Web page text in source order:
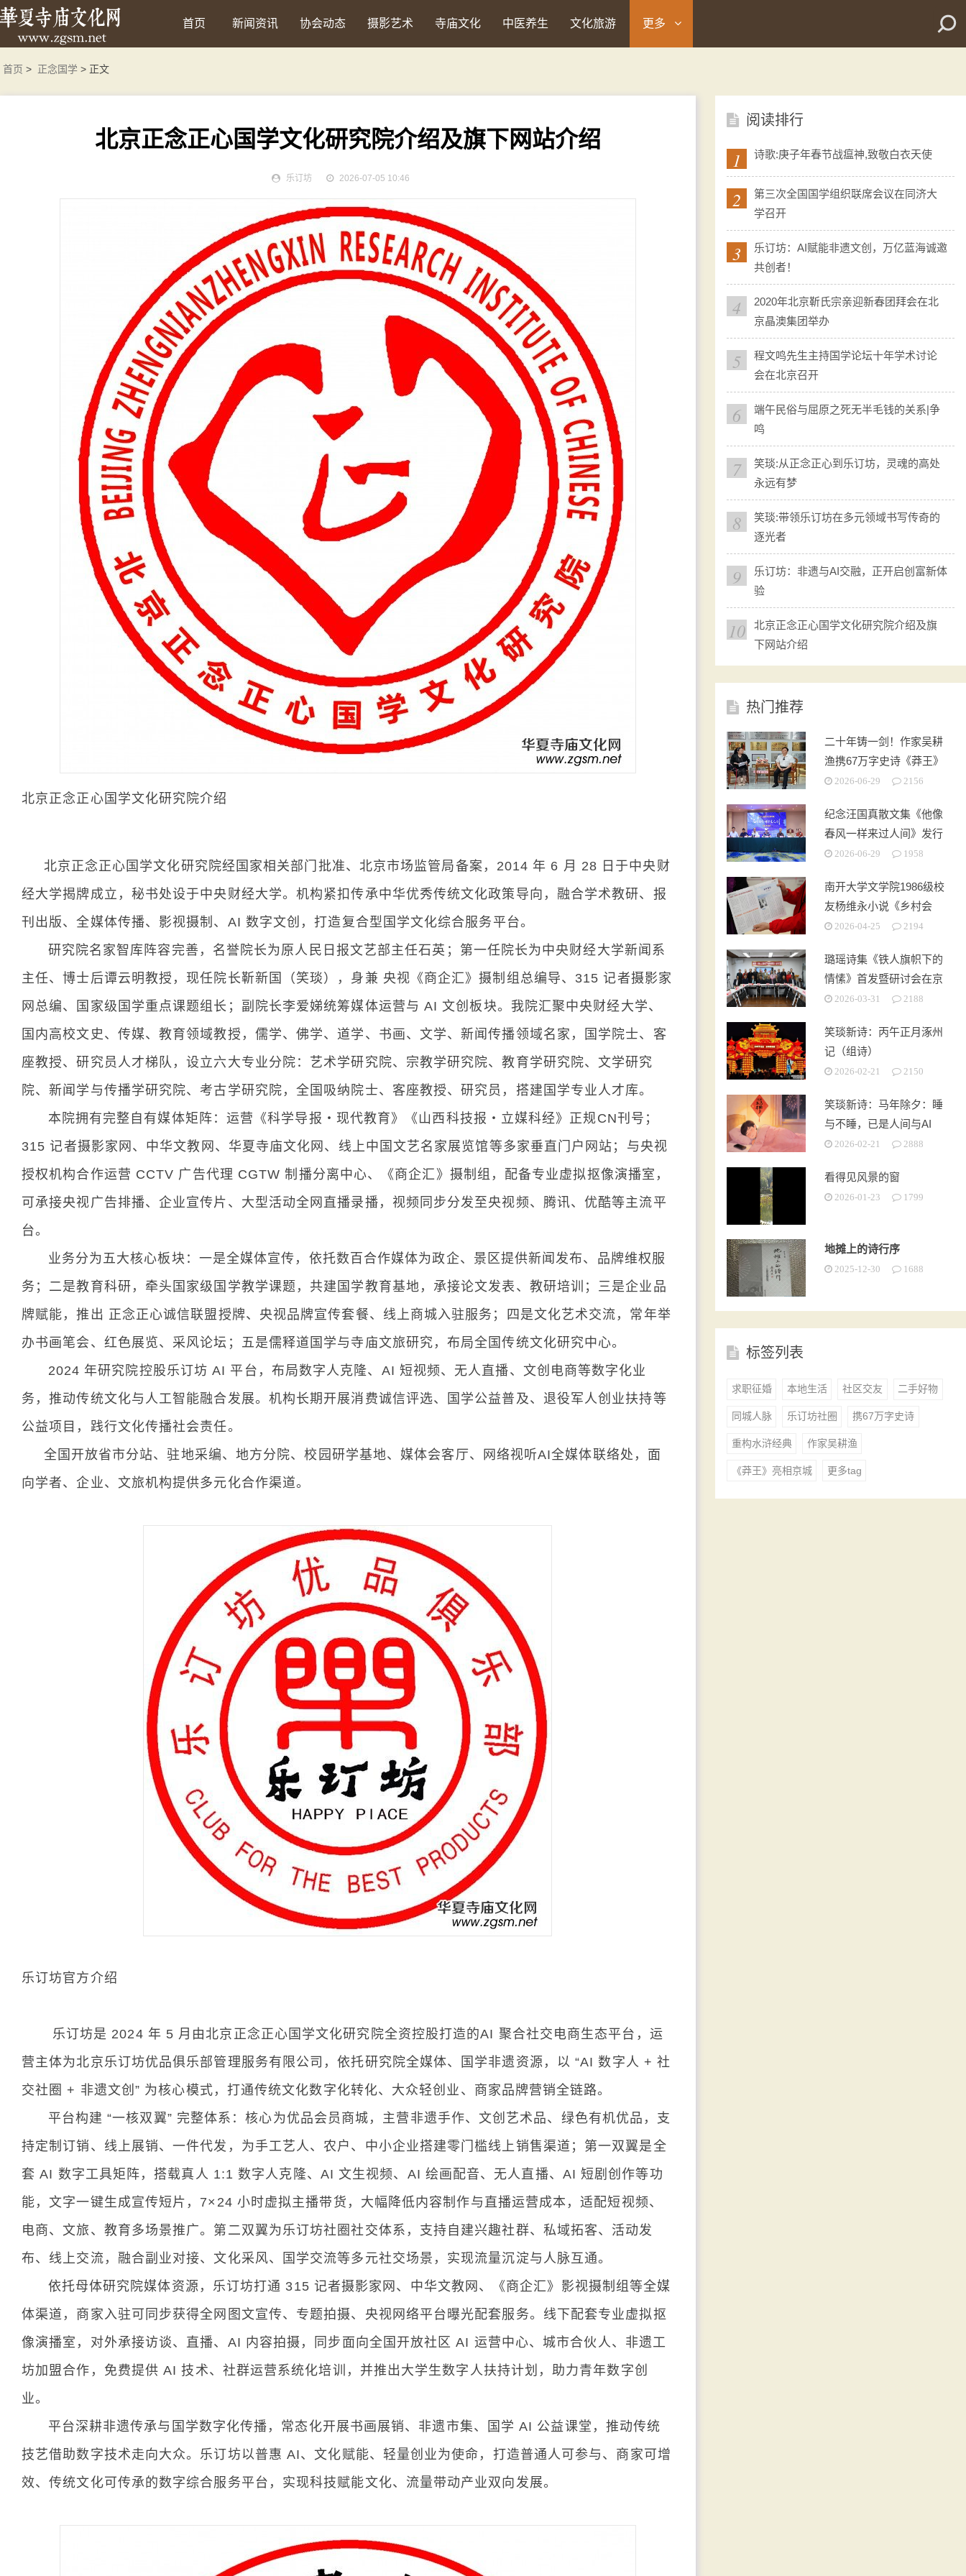
首页 新闻资讯 协会动态 摄影艺术 寺庙文化 中医养生 文化旅游 更多
首页 > 正念国学 > 正文
北京正念正心国学文化研究院介绍及旗下网站介绍
乐订坊 2026-07-05 10:46
北京正念正心国学文化研究院介绍
北京正念正心国学文化研究院经国家相关部门批准、北京市场监管局备案，2014 年 6 月 28 日于中央财
经大学揭牌成立，秘书处设于中央财经大学。机构紧扣传承中华优秀传统文化政策导向，融合学术教研、报
刊出版、全媒体传播、影视摄制、AI 数字文创，打造复合型国学文化综合服务平台。
研究院名家智库阵容完善，名誉院长为原人民日报文艺部主任石英；第一任院长为中央财经大学新闻系
主任、博士后谭云明教授，现任院长靳新国（笑琰），身兼 央视《商企汇》摄制组总编导、315 记者摄影家
网总编、国家级国学重点课题组长；副院长李爱娣统筹媒体运营与 AI 文创板块。我院汇聚中央财经大学、
国内高校文史、传媒、教育领域教授，儒学、佛学、道学、书画、文学、新闻传播领域名家，国学院士、客
座教授、研究员人才梯队，设立六大专业分院：艺术学研究院、宗教学研究院、教育学研究院、文学研究
院、新闻学与传播学研究院、考古学研究院，全国吸纳院士、客座教授、研究员，搭建国学专业人才库。
本院拥有完整自有媒体矩阵：运营《科学导报・现代教育》《山西科技报・立媒科经》正规CN刊号；
315 记者摄影家网、中华文教网、华夏寺庙文化网、线上中国文艺名家展览馆等多家垂直门户网站；与央视
授权机构合作运营 CCTV 广告代理 CGTW 制播分离中心、《商企汇》摄制组，配备专业虚拟抠像演播室，
可承接央视广告排播、企业宣传片、大型活动全网直播录播，视频同步分发至央视频、腾讯、优酷等主流平
台。
业务分为五大核心板块：一是全媒体宣传，依托数百合作媒体为政企、景区提供新闻发布、品牌维权服
务；二是教育科研，牵头国家级国学教学课题，共建国学教育基地，承接论文发表、教研培训；三是企业品
牌赋能，推出 正念正心诚信联盟授牌、央视品牌宣传套餐、线上商城入驻服务；四是文化艺术交流，常年举
办书画笔会、红色展览、采风论坛；五是儒释道国学与寺庙文旅研究，布局全国传统文化研究中心。
2024 年研究院控股乐订坊 AI 平台，布局数字人克隆、AI 短视频、无人直播、文创电商等数字化业
务，推动传统文化与人工智能融合发展。机构长期开展消费诚信评选、国学公益普及、退役军人创业扶持等
公益项目，践行文化传播社会责任。
全国开放省市分站、驻地采编、地方分院、校园研学基地、媒体会客厅、网络视听AI全媒体联络处，面
向学者、企业、文旅机构提供多元化合作渠道。
乐订坊官方介绍
乐订坊是 2024 年 5 月由北京正念正心国学文化研究院全资控股打造的AI 聚合社交电商生态平台，运
营主体为北京乐订坊优品俱乐部管理服务有限公司，依托研究院全媒体、国学非遗资源，以 “AI 数字人 + 社
交社圈 + 非遗文创” 为核心模式，打通传统文化数字化转化、大众轻创业、商家品牌营销全链路。
平台构建 “一核双翼” 完整体系：核心为优品会员商城，主营非遗手作、文创艺术品、绿色有机优品，支
持定制订销、线上展销、一件代发，为手工艺人、农户、中小企业搭建零门槛线上销售渠道；第一双翼是全
套 AI 数字工具矩阵，搭载真人 1:1 数字人克隆、AI 文生视频、AI 绘画配音、无人直播、AI 短剧创作等功
能，文字一键生成宣传短片，7×24 小时虚拟主播带货，大幅降低内容制作与直播运营成本，适配短视频、
电商、文旅、教育多场景推广。第二双翼为乐订坊社圈社交体系，支持自建兴趣社群、私域拓客、活动发
布、线上交流，融合副业对接、文化采风、国学交流等多元社交场景，实现流量沉淀与人脉互通。
依托母体研究院媒体资源，乐订坊打通 315 记者摄影家网、中华文教网、《商企汇》影视摄制组等全媒
体渠道，商家入驻可同步获得全网图文宣传、专题拍摄、央视网络平台曝光配套服务。线下配套专业虚拟抠
像演播室，对外承接访谈、直播、AI 内容拍摄，同步面向全国开放社区 AI 运营中心、城市合伙人、非遗工
坊加盟合作，免费提供 AI 技术、社群运营系统化培训，并推出大学生数字人扶持计划，助力青年数字创
业。
平台深耕非遗传承与国学数字化传播，常态化开展书画展销、非遗市集、国学 AI 公益课堂，推动传统
技艺借助数字技术走向大众。乐订坊以普惠 AI、文化赋能、轻量创业为使命，打造普通人可参与、商家可增
效、传统文化可传承的数字综合服务平台，实现科技赋能文化、流量带动产业双向发展。
阅读排行
1 诗歌:庚子年春节战瘟神,致敬白衣天使
2
第三次全国国学组织联席会议在同济大
学召开
3
乐订坊：AI赋能非遗文创，万亿蓝海诚邀
共创者！
4
2020年北京靳氏宗亲迎新春团拜会在北
京晶澳集团举办
5
程文鸣先生主持国学论坛十年学术讨论
会在北京召开
6
端午民俗与屈原之死无半毛钱的关系|争
鸣
7
笑琰:从正念正心到乐订坊，灵魂的高处
永远有梦
8
笑琰:带领乐订坊在多元领域书写传奇的
逐光者
9
乐订坊：非遗与AI交融，正开启创富新体
验
10
北京正念正心国学文化研究院介绍及旗
下网站介绍
热门推荐
二十年铸一剑！作家吴耕
渔携67万字史诗《莽王》
亮相京城，重构水浒经典
2026-06-29 2156
纪念汪国真散文集《他像
春风一样来过人间》发行
座谈会在京举办 庞中华、
2026-06-29 1958
南开大学文学院1986级校
友杨维永小说《乡村会
计》研讨座谈会召开
2026-04-25 2194
璐瑶诗集《铁人旗帜下的
情愫》首发暨研讨会在京
成功举办
2026-03-31 2188
笑琰新诗：丙午正月涿州
记（组诗）
2026-02-21 2150
笑琰新诗：马年除夕：睡
与不睡，已是人间与AI
2026-02-21 2888
看得见风景的窗
2026-01-23 1799
地摊上的诗行序
2025-12-30 1688
标签列表
求职征婚 本地生活 社区交友 二手好物
同城人脉 乐订坊社圈 携67万字史诗
重构水浒经典 作家吴耕渔
《莽王》亮相京城 更多tag